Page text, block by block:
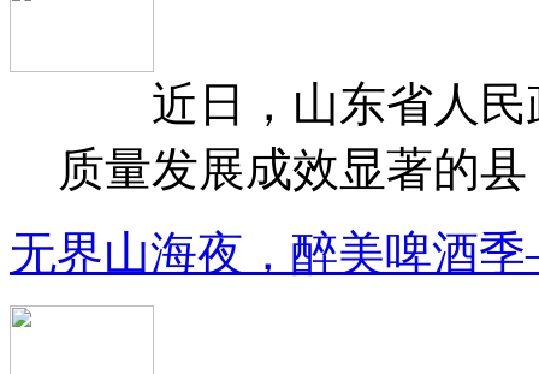
近日，山东省人民
质量发展成效显著的
无界山海夜，醉美啤酒